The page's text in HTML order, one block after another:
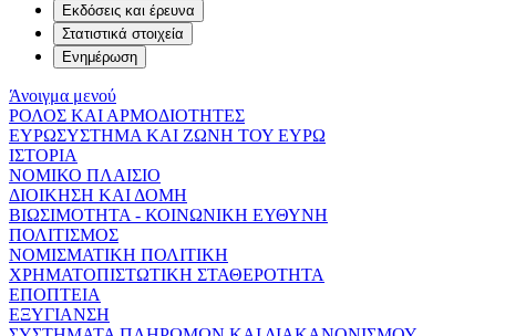
Εκδόσεις και έρευνα
Στατιστικά στοιχεία
Ενημέρωση
Άνοιγμα μενού
ΡΟΛΟΣ ΚΑΙ ΑΡΜΟΔΙΟΤΗΤΕΣ
ΕΥΡΩΣΥΣΤΗΜΑ ΚΑΙ ΖΩΝΗ ΤΟΥ ΕΥΡΩ
ΙΣΤΟΡΙΑ
ΝΟΜΙΚΟ ΠΛΑΙΣΙΟ
ΔΙΟΙΚΗΣΗ ΚΑΙ ΔΟΜΗ
ΒΙΩΣΙΜΟΤΗΤΑ - ΚΟΙΝΩΝΙΚΗ ΕΥΘΥΝΗ
ΠΟΛΙΤΙΣΜΟΣ
ΝΟΜΙΣΜΑΤΙΚΗ ΠΟΛΙΤΙΚΗ
ΧΡΗΜΑΤΟΠΙΣΤΩΤΙΚΗ ΣΤΑΘΕΡΟΤΗΤΑ
ΕΠΟΠΤΕΙΑ
ΕΞΥΓΙΑΝΣΗ